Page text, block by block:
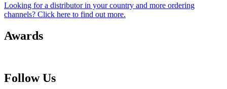
Looking for a distributor in your country and more ordering
channels? Click here to find out more.
Awards
Follow Us